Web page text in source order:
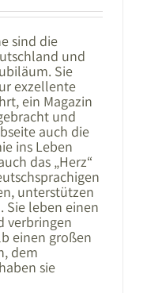
sind die
und
Sie
exzellente
ein Magazin
und
auch die
ins Leben
das „Herz“
unterstützen
Sie leben einen
verbringen
einen großen
dem
sie